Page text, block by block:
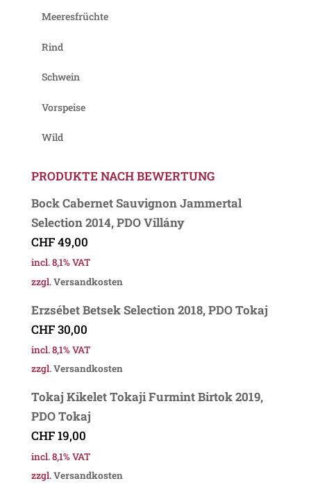
Meeresfrüchte
Rind
Schwein
Vorspeise
Wild
PRODUKTE NACH BEWERTUNG
Bock Cabernet Sauvignon Jammertal
Selection 2014, PDO Villány
CHF49,00
incl. 8,1% VAT
zzgl.Versandkosten
Erzsébet Betsek Selection 2018, PDO Tokaj
CHF30,00
incl. 8,1% VAT
zzgl.Versandkosten
Tokaj Kikelet Tokaji Furmint Birtok 2019,
PDO Tokaj
CHF19,00
incl. 8,1% VAT
zzgl.Versandkosten